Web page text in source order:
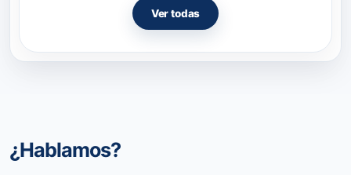
Ver todas
¿Hablamos?